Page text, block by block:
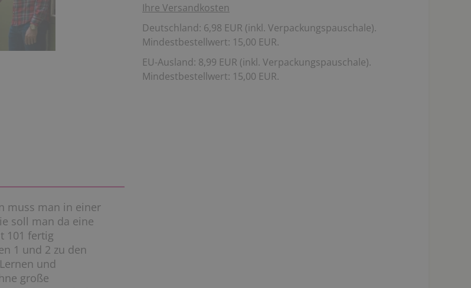
Ihre Versandkosten
Deutschland: 6,98 EUR (inkl. Verpackungspauschale).
Mindestbestellwert: 15,00 EUR.
EU-Ausland: 8,99 EUR (inkl. Verpackungspauschale).
Mindestbestellwert: 15,00 EUR.
muss man in einer
soll man da eine
101 fertig
1 und 2 zu den
und
große